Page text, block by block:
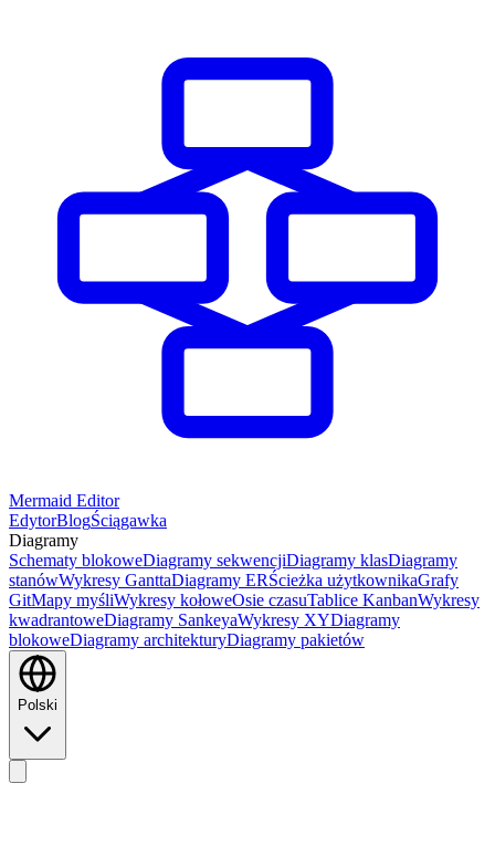
Mermaid Editor
EdytorBlogŚciągawka
Diagramy
Schematy blokoweDiagramy sekwencjiDiagramy klasDiagramy
stanówWykresy GanttaDiagramy ERŚcieżka użytkownikaGrafy
GitMapy myśliWykresy kołoweOsie czasuTablice KanbanWykresy
kwadrantoweDiagramy SankeyaWykresy XYDiagramy
blokoweDiagramy architekturyDiagramy pakietów
Polski